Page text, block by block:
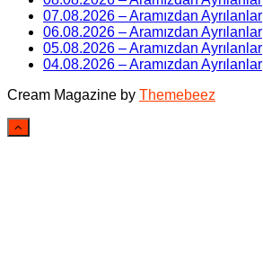
07.08.2026 – Aramızdan Ayrılanlar
06.08.2026 – Aramızdan Ayrılanlar
05.08.2026 – Aramızdan Ayrılanlar
04.08.2026 – Aramızdan Ayrılanlar
Cream Magazine by Themebeez